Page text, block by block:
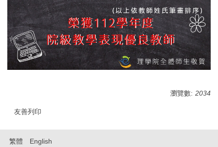
瀏覽數: 2034
友善列印
繁體
English